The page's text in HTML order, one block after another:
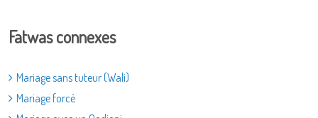
Fatwas connexes
Mariage sans tuteur (Wali)
Mariage forcé